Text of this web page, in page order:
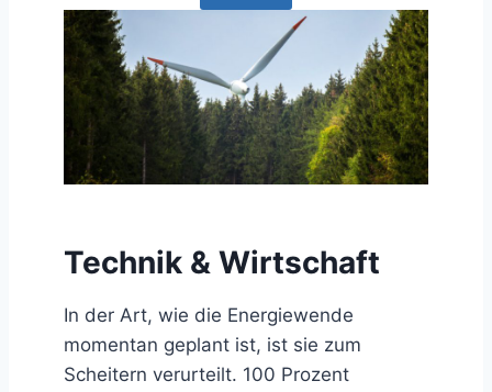
Technik & Wirtschaft
In der Art, wie die Energiewende
momentan geplant ist, ist sie zum
Scheitern verurteilt. 100 Prozent